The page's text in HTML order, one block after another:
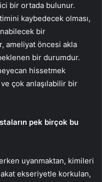
bir ortada bulunur.
kaybedecek olması,
bir
ameliyat öncesi akla
bir durumdur.
hissetmek
çok anlaşılabilir bir
pek birçok bu
uyanmaktan, kimileri
ekseriyetle korkulan,